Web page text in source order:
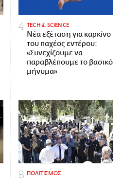
ΤECH & SCIENCE
Νέα εξέταση για καρκίνο
του παχέος εντέρου:
«Συνεχίζουμε να
παραβλέπουμε το βασικό
μήνυμα»
ΠΟΛΙΤΙΣΜΟΣ